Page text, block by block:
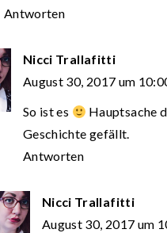
Antworten
Nicci Trallafitti
August 30, 2017 um
So ist es
Hauptsache
Geschichte gefällt.
Antworten
Nicci Trallafitti
August 30, 2017 um